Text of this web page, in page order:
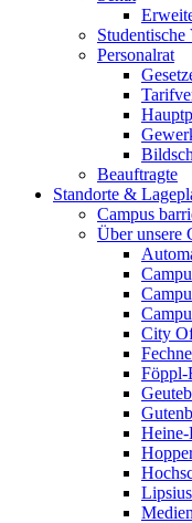
Studentische
Personalrat
Beauftragte
Standorte &
Campus
Über unsere
City
Föppl-
Heine-